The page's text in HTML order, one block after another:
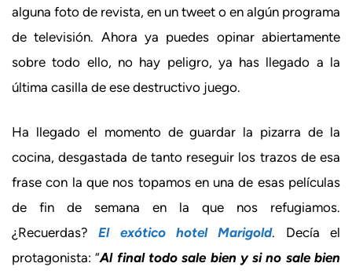
alguna foto de revista, en un tweet o en algún programa
de televisión. Ahora ya puedes opinar abiertamente
sobre todo ello, no hay peligro, ya has llegado a la
última casilla de ese destructivo juego.
Ha llegado el momento de guardar la pizarra de la
cocina, desgastada de tanto reseguir los trazos de esa
frase con la que nos topamos en una de esas películas
de fin de semana en la que nos refugiamos.
¿Recuerdas?El exótico hotel Marigold. Decía el
protagonista: “Al final todo sale bien y si no sale bien